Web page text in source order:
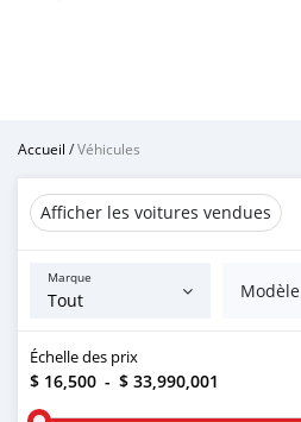
Accueil /Véhicules
Afficher les voitures vendues
Marque
Modèle
Échelle des prix
$ 16,500 - $ 33,990,001